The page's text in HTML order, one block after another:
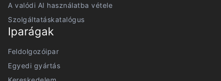
A valódi AI használatba vétele
Szolgáltatáskatalógus
Iparágak
Feldolgozóipar
Egyedi gyártás